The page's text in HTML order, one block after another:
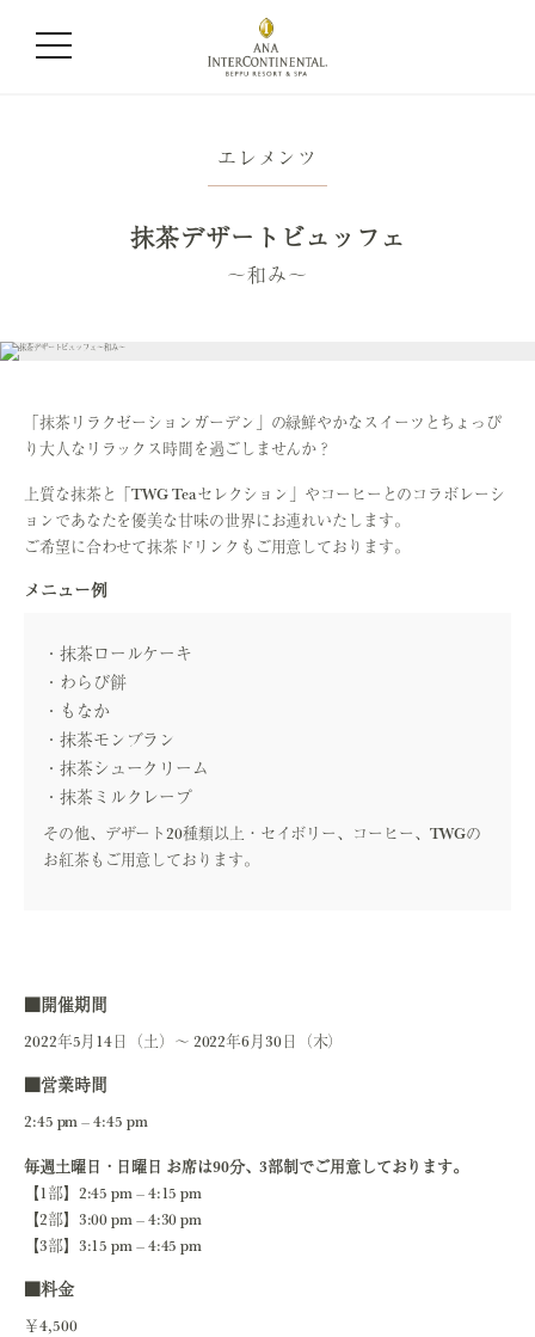
エレメンツ
抹茶デザートビュッフェ
〜和み〜
「抹茶リラクゼーションガーデン」の緑鮮やかなスイーツとちょっぴ
り大人なリラックス時間を過ごしませんか？
上質な抹茶と「TWG Teaセレクション」やコーヒーとのコラボレーシ
ョンであなたを優美な甘味の世界にお連れいたします。
ご希望に合わせて抹茶ドリンクもご用意しております。
メニュー例
抹茶ロールケーキ
わらび餅
もなか
抹茶モンブラン
抹茶シュークリーム
抹茶ミルクレープ
その他、デザート20種類以上・セイボリー、コーヒー、TWGの
お紅茶もご用意しております。
■開催期間
2022年5月14日（土）～ 2022年6月30日（木）
■営業時間
2:45 pm – 4:45 pm
毎週土曜日・日曜日 お席は90分、3部制でご用意しております。
【1部】2:45 pm – 4:15 pm
【2部】3:00 pm – 4:30 pm
【3部】3:15 pm – 4:45 pm
■料金
￥4,500